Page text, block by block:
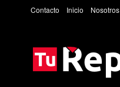
Contacto Inicio Nosotros